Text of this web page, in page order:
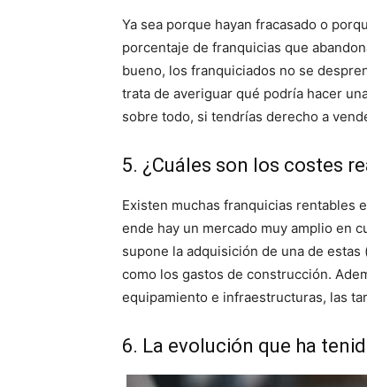
Ya sea porque hayan fracasado o
porcentaje de franquicias que
bueno, los franquiciados no se
trata de averiguar qué podría hacer
sobre todo, si tendrías derecho a
5. ¿Cuáles son los costes
Existen muchas franquicias rentables
ende hay un mercado muy amplio en
supone la adquisición de una de
como los gastos de construcción.
equipamiento e infraestructuras, las
6. La evolución que ha